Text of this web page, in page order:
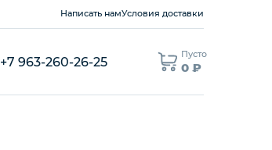
Написать намУсловия доставки
+7 963-260-26-25
Пусто
0 ₽